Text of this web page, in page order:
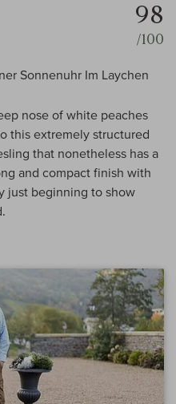
98
/100
Sonnenuhr Im Laychen
nose of white peaches
this extremely structured
that nonetheless has a
and compact finish with
just beginning to show